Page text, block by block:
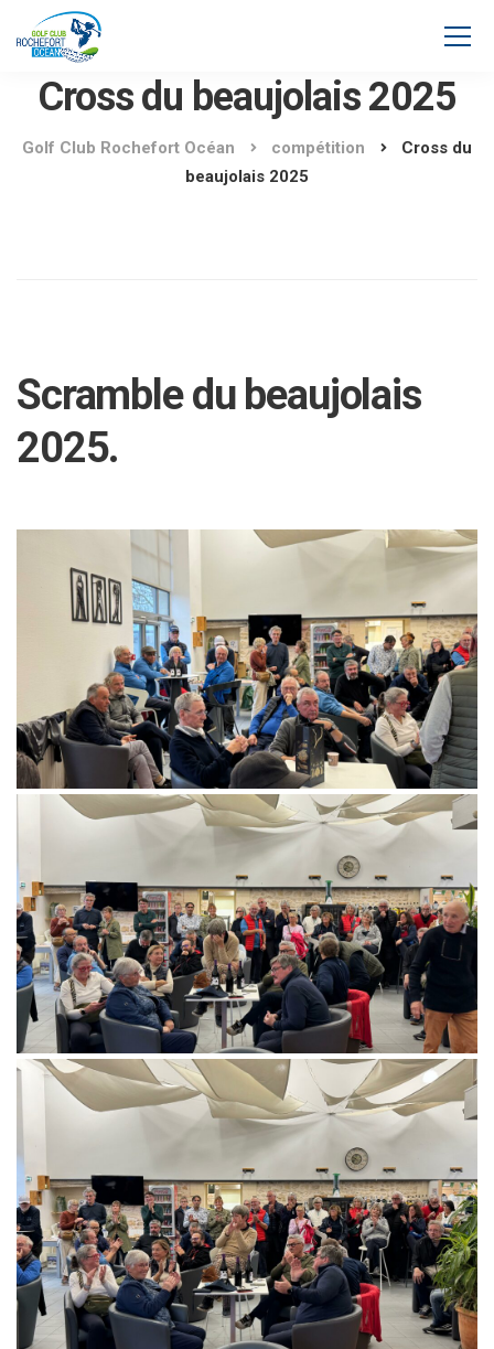
Cross du beaujolais 2025
Golf Club Rochefort Océan compétition
Cross du
beaujolais 2025
Scramble du beaujolais
2025.